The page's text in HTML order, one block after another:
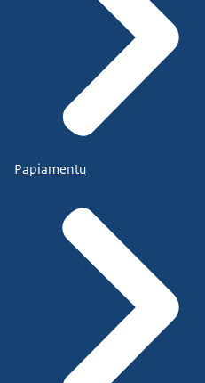
Papiamentu